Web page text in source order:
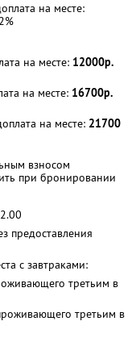
на месте:
на месте: 12000р.
на месте: 16700р.
на месте: 21700
взносом
при бронировании
предоставления
с завтраками:
третьим в
третьим в